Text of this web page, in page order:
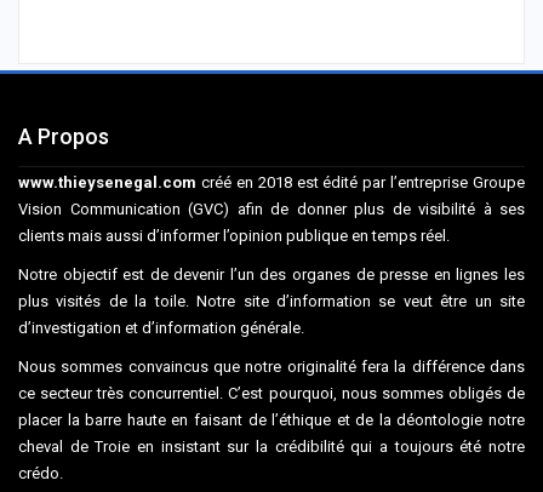
A Propos
www.thieysenegal.com créé en 2018 est édité par l’entreprise Groupe
Vision Communication (GVC) afin de donner plus de visibilité à ses
clients mais aussi d’informer l’opinion publique en temps réel.
Notre objectif est de devenir l’un des organes de presse en lignes les
plus visités de la toile. Notre site d’information se veut être un site
d’investigation et d’information générale.
Nous sommes convaincus que notre originalité fera la différence dans
ce secteur très concurrentiel. C’est pourquoi, nous sommes obligés de
placer la barre haute en faisant de l’éthique et de la déontologie notre
cheval de Troie en insistant sur la crédibilité qui a toujours été notre
crédo.